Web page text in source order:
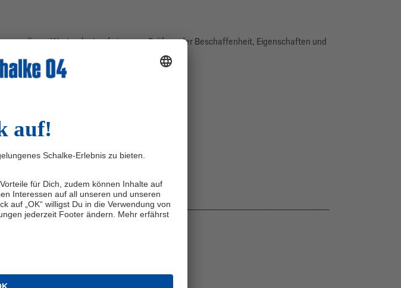
dieser Wertverlust auf einen zur Prüfung der Beschaffenheit, Eigenschaften und
ist.
aus und senden Sie es zurück.
den Kauf der folgenden Waren ________________________________________________